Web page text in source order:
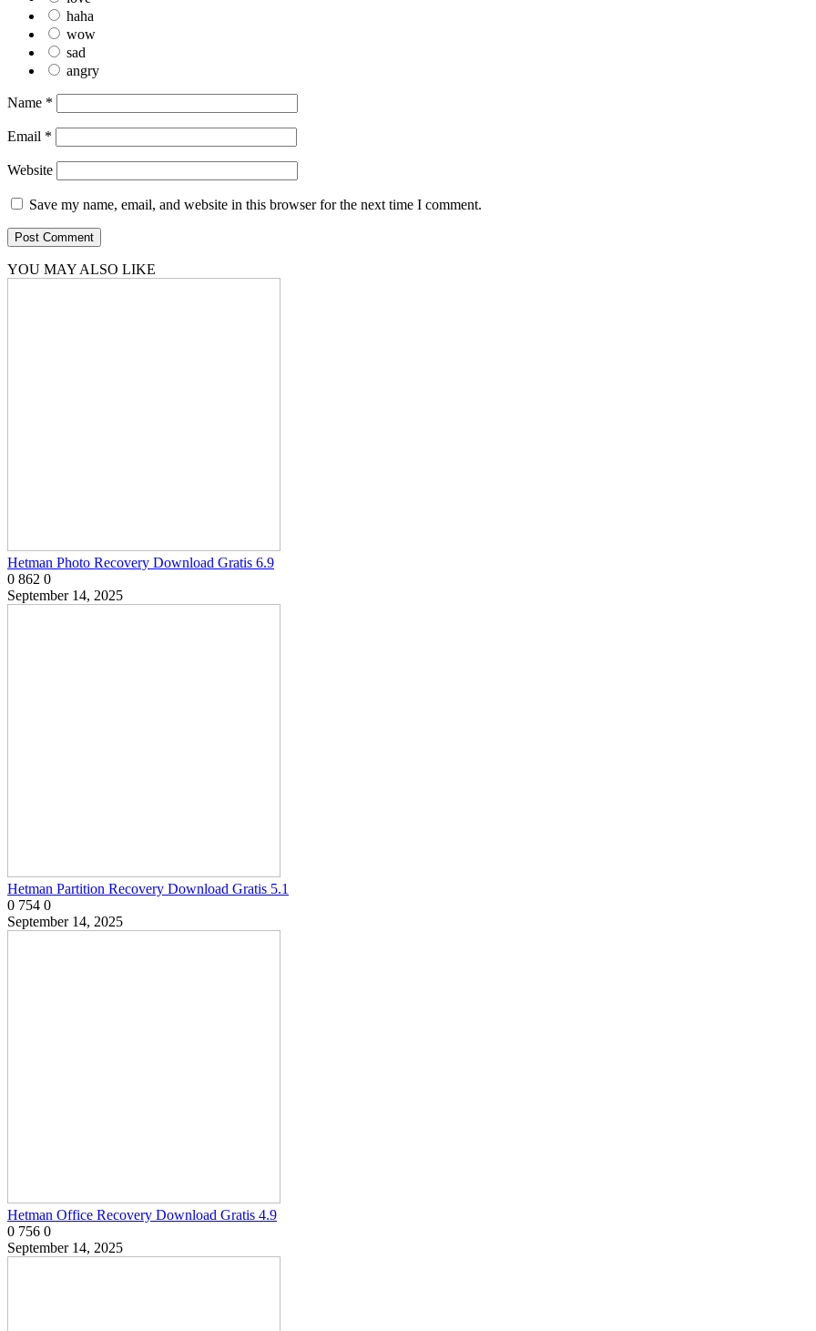
haha
wow
sad
angry
Name *
Email *
Website
Save my name, email, and website in this browser for the next time I comment.
YOU MAY ALSO LIKE
Hetman Photo Recovery Download Gratis 6.9
0 862 0
September 14, 2025
Hetman Partition Recovery Download Gratis 5.1
0 754 0
September 14, 2025
Hetman Office Recovery Download Gratis 4.9
0 756 0
September 14, 2025